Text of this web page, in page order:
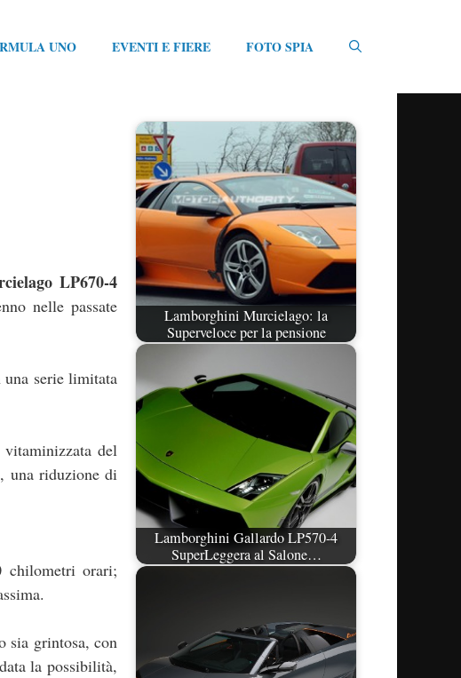
UNO EVENTI E FIERE FOTO SPIA
LP670-4
nelle passate
serie limitata
del
una riduzione di
chilometri orari;
sia grintosa, con
la possibilità,
Lamborghini Murcielago: la
Superveloce per la pensione
Lamborghini Gallardo LP570-4
SuperLeggera al Salone…